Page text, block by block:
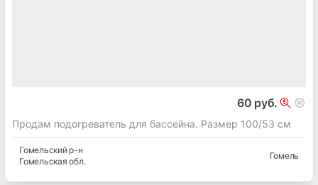
60 руб.
Продам подогреватель для бассейна. Размер 100/53 см
Гомельскийр-н
Гомельская обл.
Гомель